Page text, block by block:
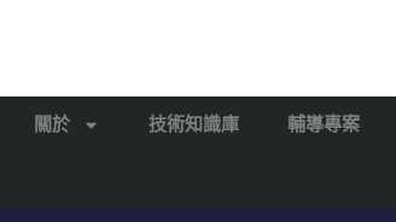
關於 技術知識庫 輔導專案